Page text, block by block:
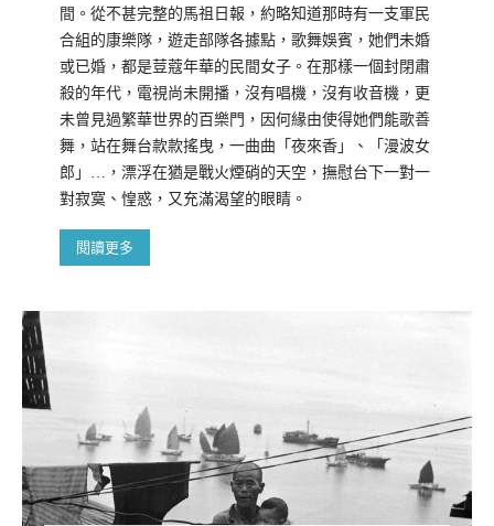
間。從不甚完整的馬祖日報，約略知道那時有一支軍民
合組的康樂隊，遊走部隊各據點，歌舞娛賓，她們未婚
或已婚，都是荳蔻年華的民間女子。在那樣一個封閉肅
殺的年代，電視尚未開播，沒有唱機，沒有收音機，更
未曾見過繁華世界的百樂門，因何緣由使得她們能歌善
舞，站在舞台款款搖曳，一曲曲「夜來香」、「漫波女
郎」…，漂浮在猶是戰火煙硝的天空，撫慰台下一對一
對寂寞、惶惑，又充滿渴望的眼睛。
閱讀更多